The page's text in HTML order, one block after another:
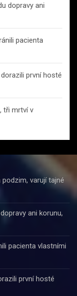
dopravy ani
pacienta
první hosté
tři mrtví v
varují tajné
ani korunu,
pacienta vlastními
první hosté